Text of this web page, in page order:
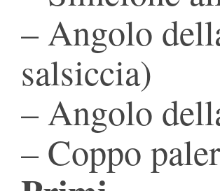
– Angolo
salsiccia)
– Angolo
– Coppo